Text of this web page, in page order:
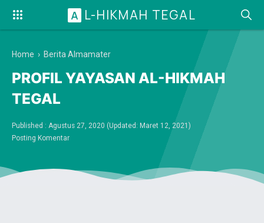
A L-HIKMAH TEGAL
Home › Berita Almamater
PROFIL YAYASAN AL-HIKMAH
TEGAL
Published : Agustus 27, 2020 (Updated: Maret 12, 2021 )
Posting Komentar